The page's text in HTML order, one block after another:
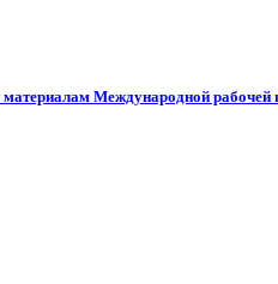
Международной